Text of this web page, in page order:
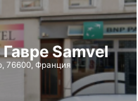
Samvel
76600, Франция